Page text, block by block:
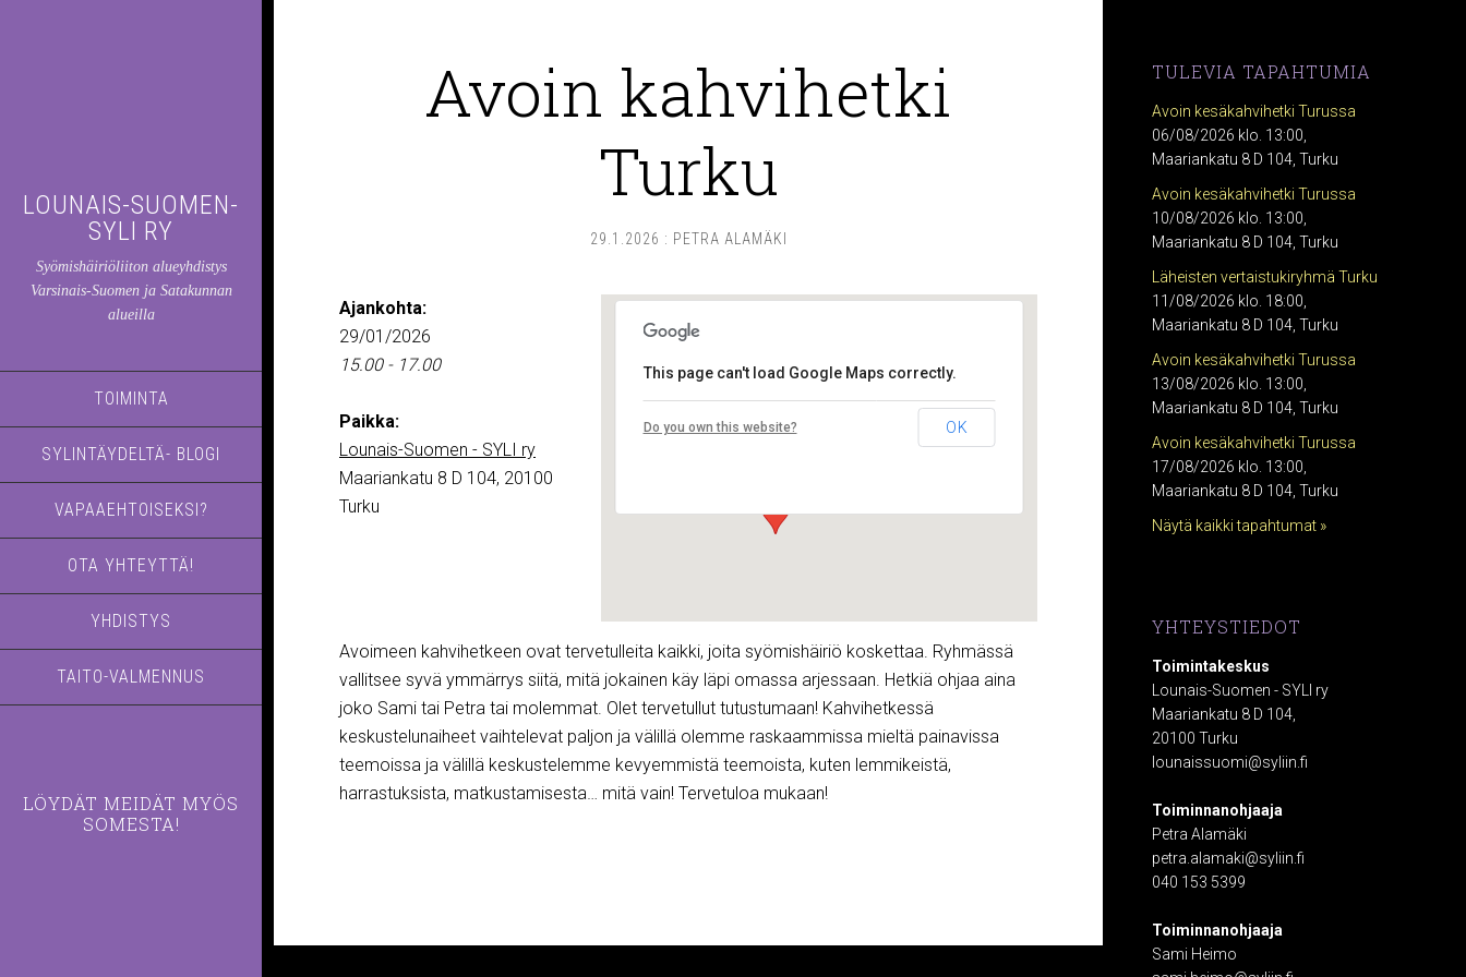
LOUNAIS-SUOMEN-
SYLI RY
Syömishäiriöliiton alueyhdistys
Varsinais-Suomen ja Satakunnan
alueilla
TOIMINTA
SYLINTÄYDELTÄ- BLOGI
VAPAAEHTOISEKSI?
OTA YHTEYTTÄ!
YHDISTYS
TAITO-VALMENNUS
LÖYDÄT MEIDÄT MYÖS
SOMESTA!
Avoin kahvihetki
Turku
29.1.2026 : PETRA ALAMÄKI
Lounais-Suomen – SYLI ry
Maariankatu 8 D 104 - Turku
This page can't load Google Maps correctly.
Do you own this website? OK
Ajankohta:
29/01/2026
15.00 - 17.00
Paikka:
Lounais-Suomen - SYLI ry
Maariankatu 8 D 104, 20100
Turku
Avoimeen kahvihetkeen ovat tervetulleita kaikki, joita syömishäiriö koskettaa. Ryhmässä
vallitsee syvä ymmärrys siitä, mitä jokainen käy läpi omassa arjessaan. Hetkiä ohjaa aina
joko Sami tai Petra tai molemmat. Olet tervetullut tutustumaan! Kahvihetkessä
keskustelunaiheet vaihtelevat paljon ja välillä olemme raskaammissa mieltä painavissa
teemoissa ja välillä keskustelemme kevyemmistä teemoista, kuten lemmikeistä,
harrastuksista, matkustamisesta… mitä vain! Tervetuloa mukaan!
TULEVIA TAPAHTUMIA
Avoin kesäkahvihetki Turussa
06/08/2026 klo. 13:00,
Maariankatu 8 D 104, Turku
Avoin kesäkahvihetki Turussa
10/08/2026 klo. 13:00,
Maariankatu 8 D 104, Turku
Läheisten vertaistukiryhmä Turku
11/08/2026 klo. 18:00,
Maariankatu 8 D 104, Turku
Avoin kesäkahvihetki Turussa
13/08/2026 klo. 13:00,
Maariankatu 8 D 104, Turku
Avoin kesäkahvihetki Turussa
17/08/2026 klo. 13:00,
Maariankatu 8 D 104, Turku
Näytä kaikki tapahtumat »
YHTEYSTIEDOT
Toimintakeskus
Lounais-Suomen - SYLI ry
Maariankatu 8 D 104,
20100 Turku
lounaissuomi@syliin.fi
Toiminnanohjaaja
Petra Alamäki
petra.alamaki@syliin.fi
040 153 5399
Toiminnanohjaaja
Sami Heimo